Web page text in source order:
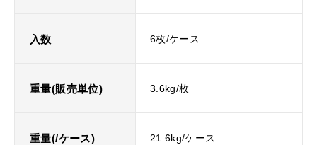
入数 6枚/ケース
重量(販売単位) 3.6kg/枚
重量(/ケース) 21.6kg/ケース